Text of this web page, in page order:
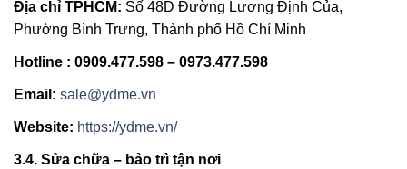
Địa chỉ TPHCM: Số 48D Đường Lương Định Của,
Phường Bình Trưng, Thành phố Hồ Chí Minh
Hotline : 0909.477.598 – 0973.477.598
Email: sale@ydme.vn
Website: https://ydme.vn/
3.4. Sửa chữa – bảo trì tận nơi